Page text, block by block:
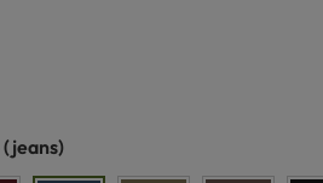
auswählen
(jeans)